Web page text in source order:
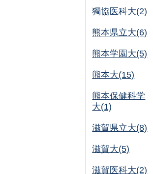
獨協医科大(2)
熊本県立大(6)
熊本学園大(5)
熊本大(15)
熊本保健科学
大(1)
滋賀県立大(8)
滋賀大(5)
滋賀医科大(2)